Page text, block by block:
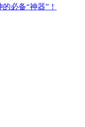
必备“神器”！